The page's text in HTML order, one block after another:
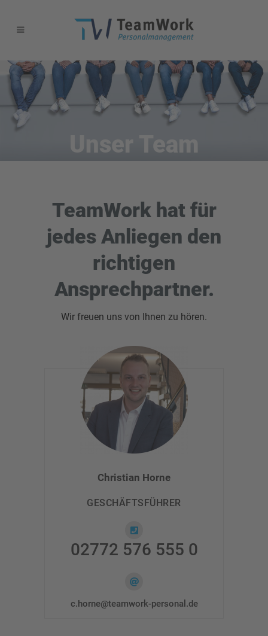
Unser Team
TeamWork hat für
jedes Anliegen den
richtigen
Ansprechpartner.
Wir freuen uns von Ihnen zu hören.
Christian Horne
GESCHÄFTSFÜHRER
02772 576 555 0
c.horne@teamwork-personal.de